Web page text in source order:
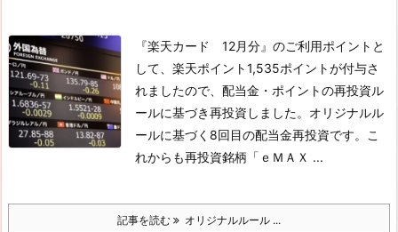
『楽天カード 12月分』のご利用ポイントと
して、楽天ポイント1,535ポイントが付与さ
れましたので、配当金・ポイントの再投資ル
ールに基づき再投資しました。オリジナルル
ールに基づく8回目の配当金再投資です。こ
れからも再投資銘柄「ｅＭＡＸ ...
記事を読む オリジナルルール ...